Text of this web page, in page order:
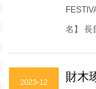
名】 長
2023-12 財木